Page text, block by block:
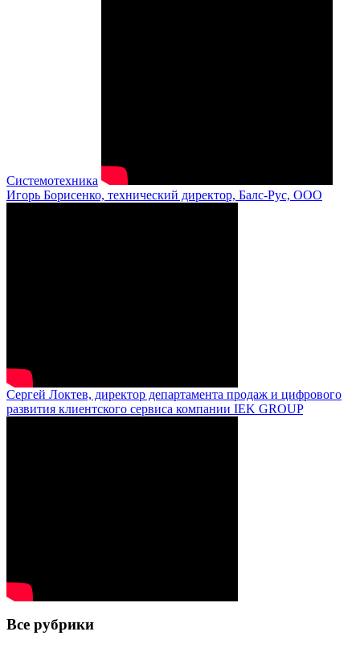
Системотехника
Игорь Борисенко, технический директор, Балс-Рус, ООО
Сергей Локтев, директор департамента продаж и цифрового
развития клиентского сервиса компании IEK GROUP
Все рубрики